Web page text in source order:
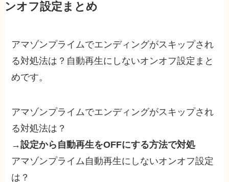
ンオフ設定まとめ
アマゾンプライムでエンディングがスキップされ
る対処法は？自動再生にしないオンオフ設定まと
めです。
アマゾンプライムでエンディングがスキップされ
る対処法は？
→設定から自動再生をOFFにする方法で対処
アマゾンプライム自動再生にしないオンオフ設定
は？